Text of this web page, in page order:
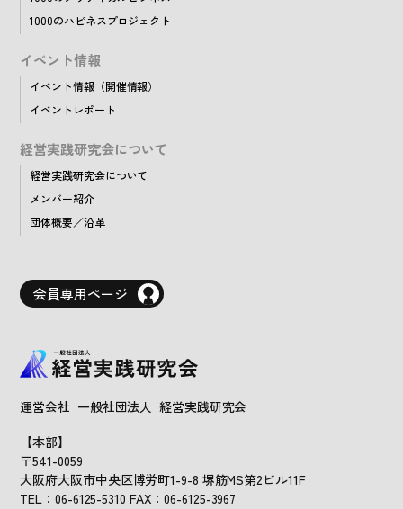
1000のハピネスプロジェクト
イベント情報
イベント情報（開催情報）
イベントレポート
経営実践研究会について
経営実践研究会について
メンバー紹介
団体概要／沿革
会員専用ページ
運営会社 一般社団法人 経営実践研究会
【本部】
〒541-0059
大阪府大阪市中央区博労町1-9-8 堺筋MS第2ビル11F
TEL：06-6125-5310 FAX：06-6125-3967